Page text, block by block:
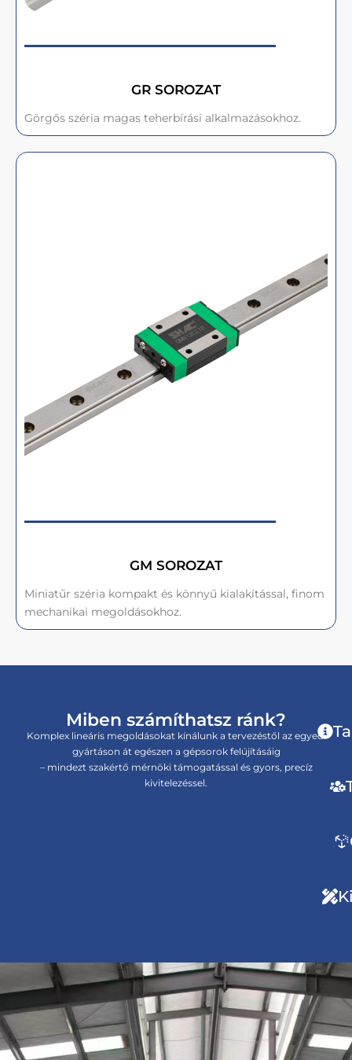
GR SOROZAT
Görgős széria magas teherbírási alkalmazásokhoz.
GM SOROZAT
Miniatűr széria kompakt és könnyű kialakítással, finom
mechanikai megoldásokhoz.
Miben számíthatsz ránk?
Komplex lineáris megoldásokat kínálunk a tervezéstől az egyedi
gyártáson át egészen a gépsorok felújításáig
– mindezt szakértő mérnöki támogatással és gyors, precíz
kivitelezéssel.